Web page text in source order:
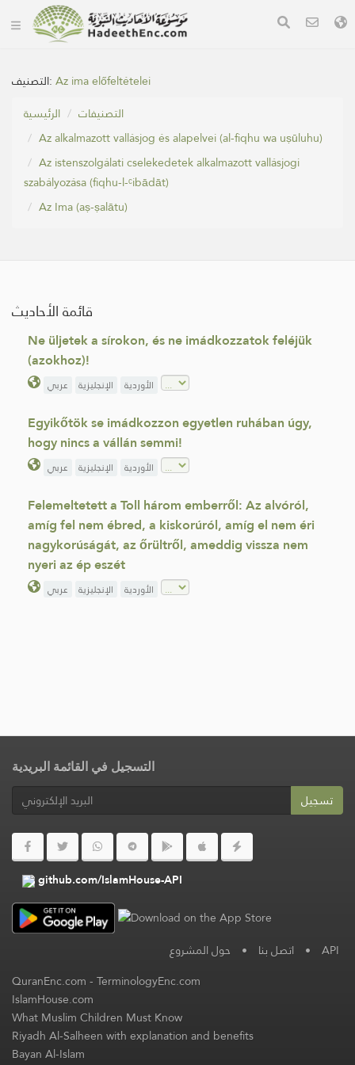
التصنيف:Az ima előfeltételei
الرئيسية
التصنيفات
Az alkalmazott vallásjog és alapelvei (al-fiqhu wa uṣūluhu)
Az istenszolgálati cselekedetek alkalmazott vallásjogi
szabályozása (fiqhu-l-ᶜibādāt)
Az Ima (aṣ-ṣalātu)
قائمة الأحاديث
Ne üljetek a sírokon, és ne imádkozzatok feléjük
(azokhoz)!
عربي الإنجليزية الأوردية
Egyikőtök se imádkozzon egyetlen ruhában úgy,
hogy nincs a vállán semmi!
عربي الإنجليزية الأوردية
Felemeltetett a Toll három emberről: Az alvóról,
amíg fel nem ébred, a kiskorúról, amíg el nem éri
nagykorúságát, az őrültről, ameddig vissza nem
nyeri az ép eszét
عربي الإنجليزية الأوردية
التسجيل في القائمة البريدية
تسجيل
github.com/IslamHouse-API
حول المشروع • اتصل بنا • API
QuranEnc.com-TerminologyEnc.com
IslamHouse.com
What Muslim Children Must Know
Riyadh Al-Salheen with explanation and benefits
Bayan Al-Islam